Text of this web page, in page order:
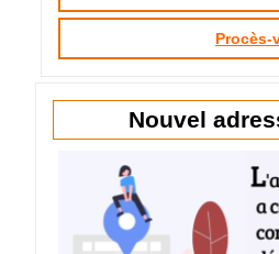
Procès-
Nouvel